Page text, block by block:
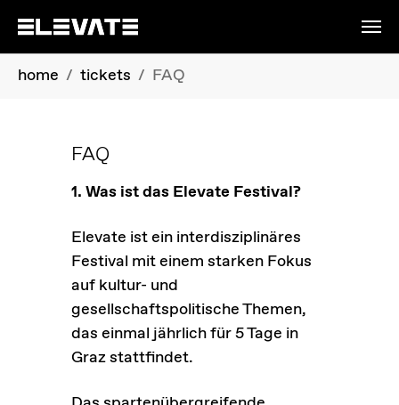
Skip to main content
You are here:
home tickets FAQ
FAQ
1. Was ist das Elevate Festival?
Elevate ist ein interdisziplinäres
Festival mit einem starken Fokus
auf kultur- und
gesellschaftspolitische Themen,
das einmal jährlich für 5 Tage in
Graz stattfindet.